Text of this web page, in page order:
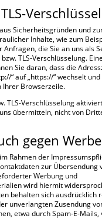
Sicherheitsgründen und
Inhalte, wie zum
Anfragen, die Sie an uns als
TLS-Verschlüsselung.
Sie daran, dass die
“ auf „https://“ wechselt
Ihrer Browserzeile.
TLS-Verschlüsselung
übermitteln, nicht von
gegen
Rahmen der
zur Übersendung
Werbung und
wird hiermit
behalten sich ausdrücklich
unverlangten Zusendung
etwa durch Spam-E-Mails,